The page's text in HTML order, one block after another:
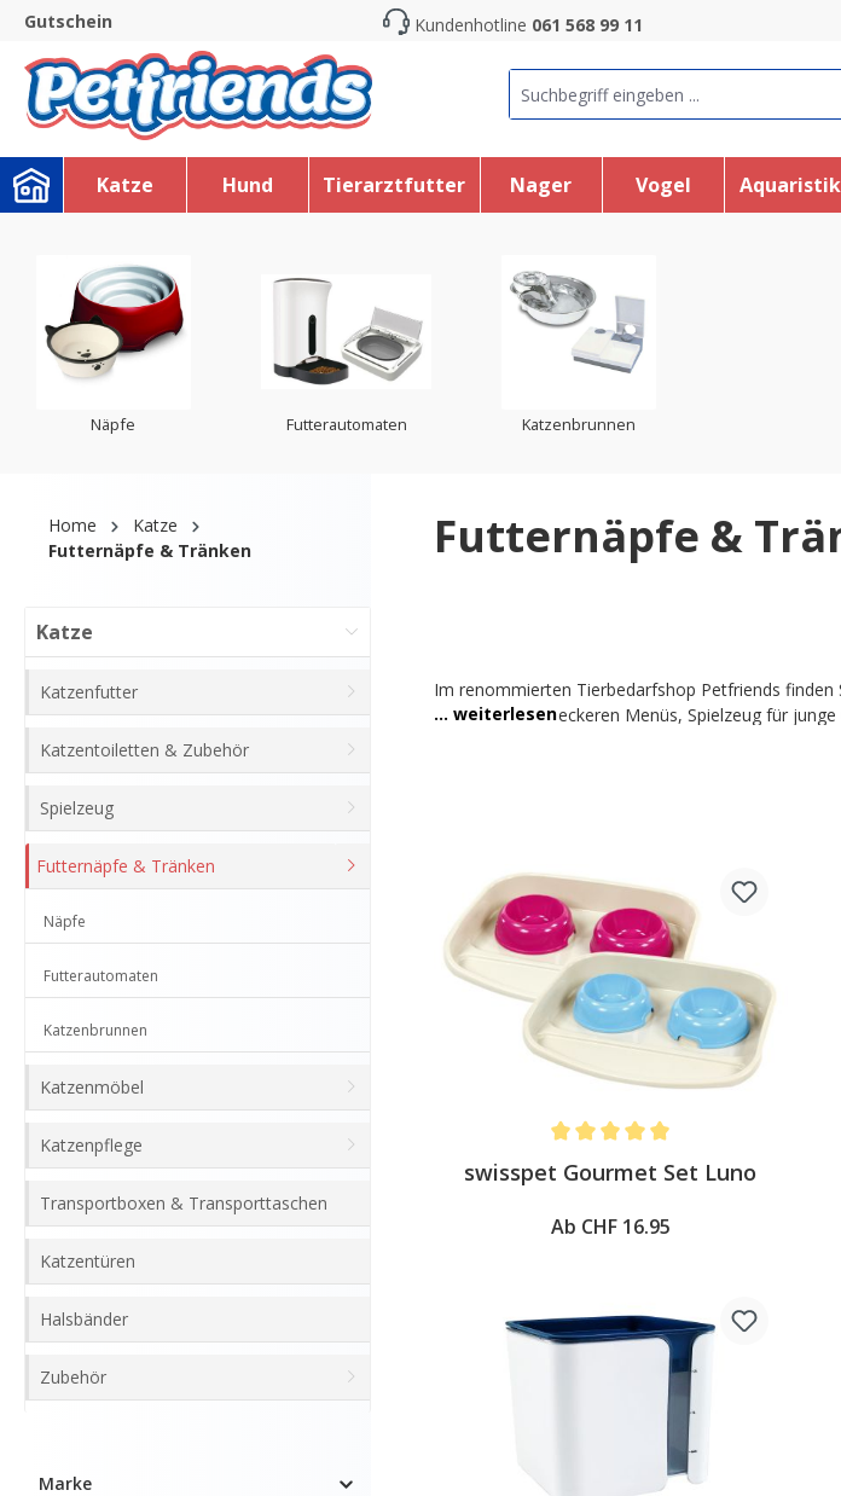
Skip to main navigation
Gutschein Kundenhotline 061 568 99 11
Katze Hund Tierarztfutter Nager Vogel Aquaristik
Näpfe Futterautomaten Katzenbrunnen
Home
Katze
Futternäpfe & Tränken
Katze
Katzenfutter
Katzentoiletten & Zubehör
Spielzeug
Futternäpfe & Tränken
Näpfe
Futterautomaten
Katzenbrunnen
Katzenmöbel
Katzenpflege
Transportboxen & Transporttaschen
Katzentüren
Halsbänder
Zubehör
Marke
Futternäpfe &
Im renommierten Tierbedarfshop Petfriends finden
prall gefüllt mit leckeren Menüs, Spielzeug für
swisspet Gourmet Set Luno
Ab CHF 16.95